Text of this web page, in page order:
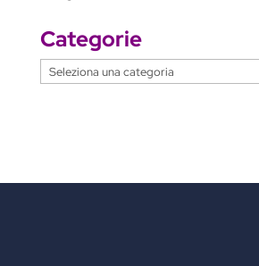
Categorie
Categorie